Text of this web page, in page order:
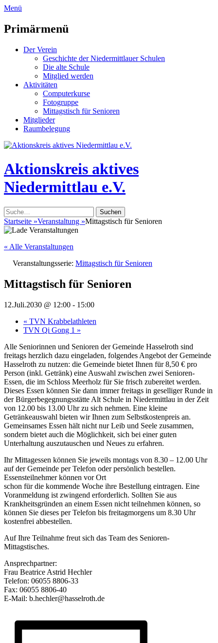
zum
überspringen
Menü
Primärmenü
Der Verein
Geschichte der Niedermittlauer Schulen
Die alte Schule
Mitglied werden
Aktivitäten
Computerkurse
Fotogruppe
Mittagstisch für Senioren
Mitglieder
Raumbelegung
Header
Aktionskreis aktives
Niedermittlau e.V.
Suche
nach:
Startseite »Veranstaltung »Mittagstisch für Senioren
« Alle Veranstaltungen
Veranstaltungsserie: Mittagstisch für Senioren
Mittagstisch für Senioren
12.Juli.2030 @ 12:00 - 15:00
« TVN Krabbelathleten
TVN Qi Gong 1 »
Alle Seniorinnen und Senioren der Gemeinde Hasselroth sind
freitags herzlich dazu eingeladen, folgendes Angebot der Gemeinde
Hasselroth zu nutzen: die Gemeinde bietet Ihnen für 8,50 € pro
Person (inkl. Getränk) eine Auswahl zwischen zwei Senioren-
Essen, die im Schloss Meerholz für Sie frisch zubereitet werden.
Dieses Essen können Sie dann immer freitags in geselliger Runde in
der Bürgerbegegnungsstätte Alt Schule in Niedermittlau in der Zeit
von 12.00 bis 13.00 Uhr zu sich nehmen. Eine kleine
Getränkeauswahl bieten wir Ihnen zum Selbstkostenpreis an.
Gemeinsames Essen hält nicht nur Leib und Seele zusammen,
sondern bietet auch die Möglichkeit, sich bei einer guten
Unterhaltung auszutauschen und Neues zu erfahren.
Ihr Mittagessen können Sie jeweils montags von 8.30 – 12.00 Uhr
auf der Gemeinde per Telefon oder persönlich bestellen.
Essensteilnehmer können vor Ort
schon für die kommende Woche ihre Bestellung eintragen. Eine
Voranmeldung ist zwingend erforderlich. Sollten Sie aus
Krankheitsgründen an einem Essen nicht teilnehmen können, so
können Sie dieses per Telefon bis freitagmorgens um 8.30 Uhr
kostenfrei abbestellen.
Auf Ihre Teilnahme freut sich das Team des Senioren-
Mittagstisches.
Ansprechpartner:
Frau Beatrice Astrid Hechler
Telefon: 06055 8806-33
Fax: 06055 8806-40
E-Mail: b.hechler@hasselroth.de